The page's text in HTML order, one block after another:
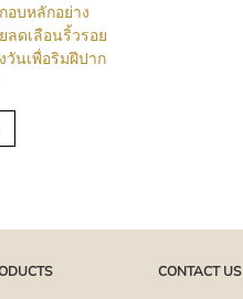
บหลักอย่าง
ลดเลือนริ้วรอย
วันเพื่อริมฝีปาก
CONTACT US